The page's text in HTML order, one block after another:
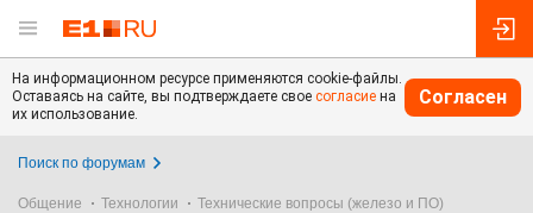
На информационном ресурсе применяются cookie-файлы.
Оставаясь на сайте, вы подтверждаете свое согласие на
их использование.
Согласен
Поиск по форумам
Общение Технологии Технические вопросы (железо и ПО)